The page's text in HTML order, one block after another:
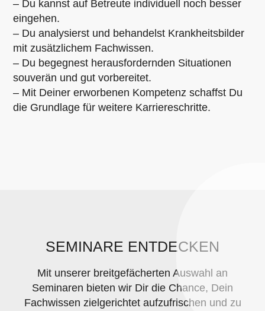
– Du kannst auf Betreute individuell noch besser
eingehen.
– Du analysierst und behandelst Krankheitsbilder
mit zusätzlichem Fachwissen.
– Du begegnest herausfordernden Situationen
souverän und gut vorbereitet.
– Mit Deiner erworbenen Kompetenz schaffst Du
die Grundlage für weitere Karriereschritte.
SEMINARE ENTDECKEN
Mit unserer breitgefächerten Auswahl an
Seminaren bieten wir Dir die Chance, Dein
Fachwissen zielgerichtet aufzufrischen und zu